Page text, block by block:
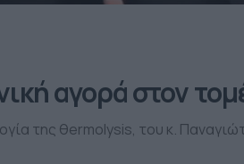
αγορά στον
της θermolysis, του κ.